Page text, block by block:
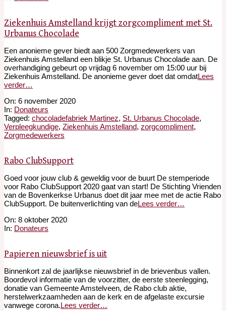
Ziekenhuis Amstelland krijgt zorgcompliment met St.
Urbanus Chocolade
Een anonieme gever biedt aan 500 Zorgmedewerkers van
Ziekenhuis Amstelland een blikje St. Urbanus Chocolade aan. De
overhandiging gebeurt op vrijdag 6 november om 15:00 uur bij
Ziekenhuis Amstelland. De anonieme gever doet dat omdatLees
verder…
2020-
11-
06
On: 6 november 2020
In: Donateurs
Tagged: chocoladefabriek Martinez, St. Urbanus Chocolade,
Verpleegkundige, Ziekenhuis Amstelland, zorgcompliment,
Zorgmedewerkers
Rabo ClubSupport
Goed voor jouw club & geweldig voor de buurt De stemperiode
voor Rabo ClubSupport 2020 gaat van start! De Stichting Vrienden
van de Bovenkerkse Urbanus doet dit jaar mee met de actie Rabo
ClubSupport. De buitenverlichting van deLees verder…
2020-
10-
On: 8 oktober 2020
In: Donateurs
Papieren nieuwsbrief is uit
Binnenkort zal de jaarlijkse nieuwsbrief in de brievenbus vallen.
Boordevol informatie van de voorzitter, de eerste steenlegging,
donatie van Gemeente Amstelveen, de Rabo club aktie,
herstelwerkzaamheden aan de kerk en de afgelaste excursie
vanwege corona.Lees verder…